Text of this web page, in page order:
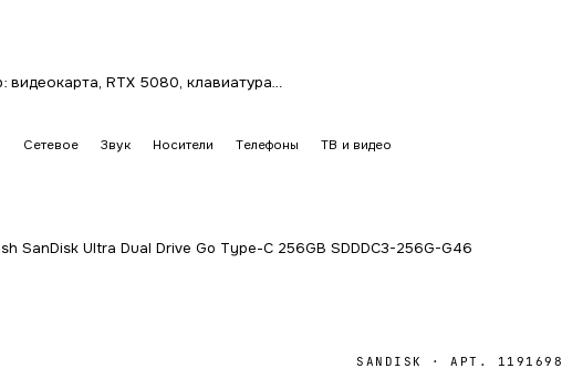
Сетевое Звук Носители Телефоны ТВ и видео
SanDisk Ultra Dual Drive Go Type-C 256GB SDDDC3-256G-G46
SANDISK ·АРТ. 1191698